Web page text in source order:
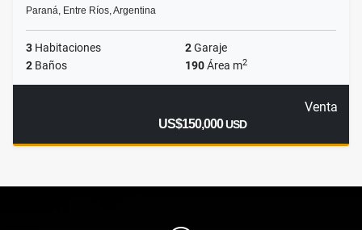
Paraná, Entre Ríos, Argentina
3 Habitaciones 2Garaje
2 Baños 190Área m2
Venta
US$150,000USD